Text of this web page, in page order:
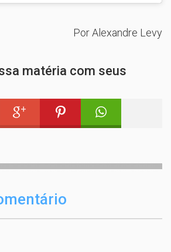
Por Alexandre Levy
matéria com seus